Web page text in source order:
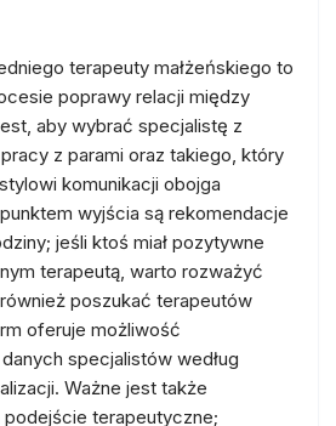
terapeuty małżeńskiego to
poprawy relacji między
aby wybrać specjalistę z
z parami oraz takiego, który
komunikacji obojga
wyjścia są rekomendacje
jeśli ktoś miał pozytywne
terapeutą, warto rozważyć
poszukać terapeutów
oferuje możliwość
specjalistów według
Ważne jest także
podejście terapeutyczne;